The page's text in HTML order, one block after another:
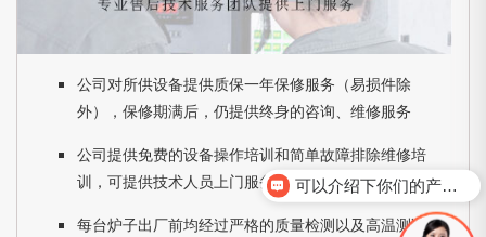
公司对所供设备提供质保一年保修服务（易损件除
外），保修期满后，仍提供终身的咨询、维修服务
公司提供免费的设备操作培训和简单故障排除维修培
训，可提供技术人员上门服务
每台炉子出厂前均经过严格的质量检测以及高温测试，
可以介绍下你们的产品么？